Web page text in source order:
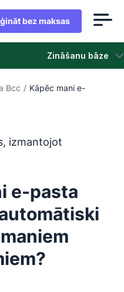
bez maksas
Zināšanu bāze
Bcc / Kāpēc mani e-
izmantojot
izmantojot
e-pasta